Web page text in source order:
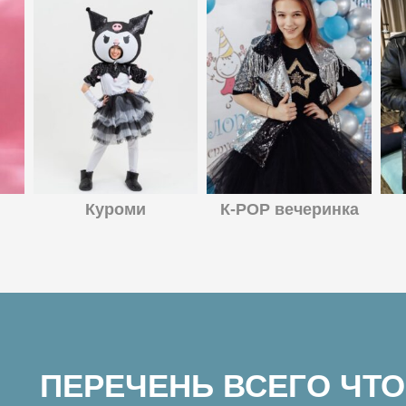
Куроми К-POP вечеринка
ПЕРЕЧЕНЬ ВСЕГО